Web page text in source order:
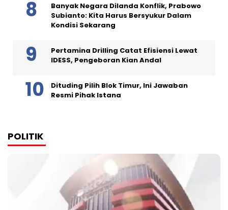
Banyak Negara Dilanda Konflik, Prabowo
Subianto: Kita Harus Bersyukur Dalam
Kondisi Sekarang
Pertamina Drilling Catat Efisiensi Lewat
IDESS, Pengeboran Kian Andal
Dituding Pilih Blok Timur, Ini Jawaban
Resmi Pihak Istana
POLITIK